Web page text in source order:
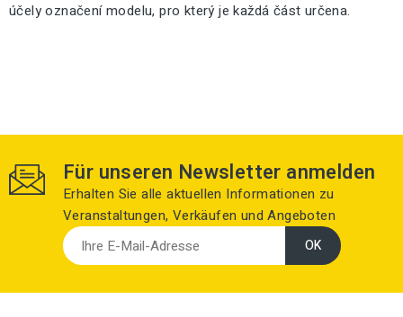
účely označení modelu, pro který je každá část určena.
Für unseren Newsletter anmelden
Erhalten Sie alle aktuellen Informationen zu
Veranstaltungen, Verkäufen und Angeboten